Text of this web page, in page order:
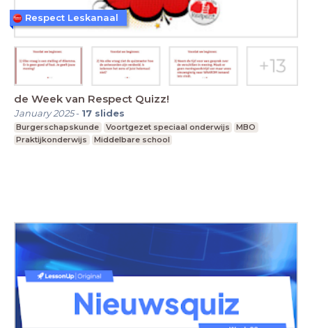
de Week van Respect Quizz!
January 2025- 17 slides
Burgerschapskunde Voortgezet speciaal onderwijs
MBO
Praktijkonderwijs
Middelbare school
Respect Leskanaal